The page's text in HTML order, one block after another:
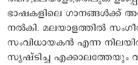
ഭാഷകളിലെ ഗാനങ്ങള്‍ക്ക്
നല്‍കി. മലയാളത്തില്‍
സംവിധായകന്‍ എന്ന
സൃഷ്ടിച്ച എക്കാലത്തേയും